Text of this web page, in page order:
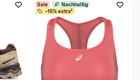
Sale
Nachhaltig
-15% extra²